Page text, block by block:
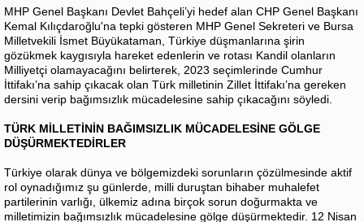
MHP Genel Başkanı Devlet Bahçeli’yi hedef alan CHP Genel Başkanı
Kemal Kılıçdaroğlu'na tepki gösteren MHP Genel Sekreteri ve Bursa
Milletvekili İsmet Büyükataman, Türkiye düşmanlarına şirin
gözükmek kaygısıyla hareket edenlerin ve rotası Kandil olanların
Milliyetçi olamayacağını belirterek, 2023 seçimlerinde Cumhur
İttifakı’na sahip çıkacak olan Türk milletinin Zillet İttifakı’na gereken
dersini verip bağımsızlık mücadelesine sahip çıkacağını söyledi.
TÜRK MİLLETİNİN BAĞIMSIZLIK MÜCADELESİNE GÖLGE
DÜŞÜRMEKTEDİRLER
Türkiye olarak dünya ve bölgemizdeki sorunların çözülmesinde aktif
rol oynadığımız şu günlerde, milli duruştan bihaber muhalefet
partilerinin varlığı, ülkemiz adına birçok sorun doğurmakta ve
milletimizin bağımsızlık mücadelesine gölge düşürmektedir. 12 Nisan